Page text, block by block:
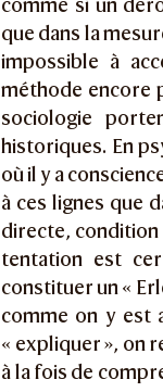
que dans la
impossible à
méthode encore
sociologie
historiques. En
où il y a
à ces lignes que
directe, condition
tentation est
constituer un «
comme on y est
« expliquer », on
à la fois de